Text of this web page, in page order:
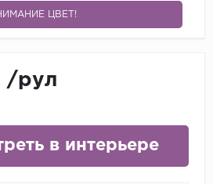
ЦВЕТ!
/рул
в интерьере